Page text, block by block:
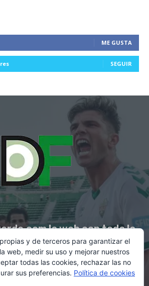
ME GUSTA
SEGUIR
la web con toda la
del Elche C.F.
en:diario@franjiverde.com
y de terceros para garantizar el
web, medir su uso y mejorar nuestros
todas las cookies, rechazar las no
sus preferencias. Política de cookies